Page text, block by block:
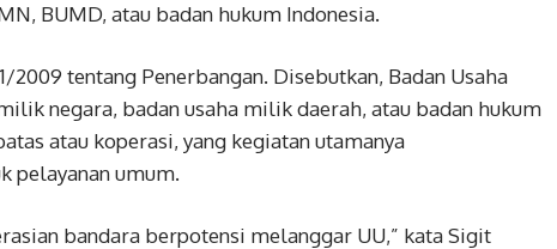
BUMD, atau badan hukum Indonesia.
2009 tentang Penerbangan. Disebutkan, Badan Usaha
negara, badan usaha milik daerah, atau badan hukum
atau koperasi, yang kegiatan utamanya
pelayanan umum.
bandara berpotensi melanggar UU,” kata Sigit